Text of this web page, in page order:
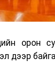
орон
дээр